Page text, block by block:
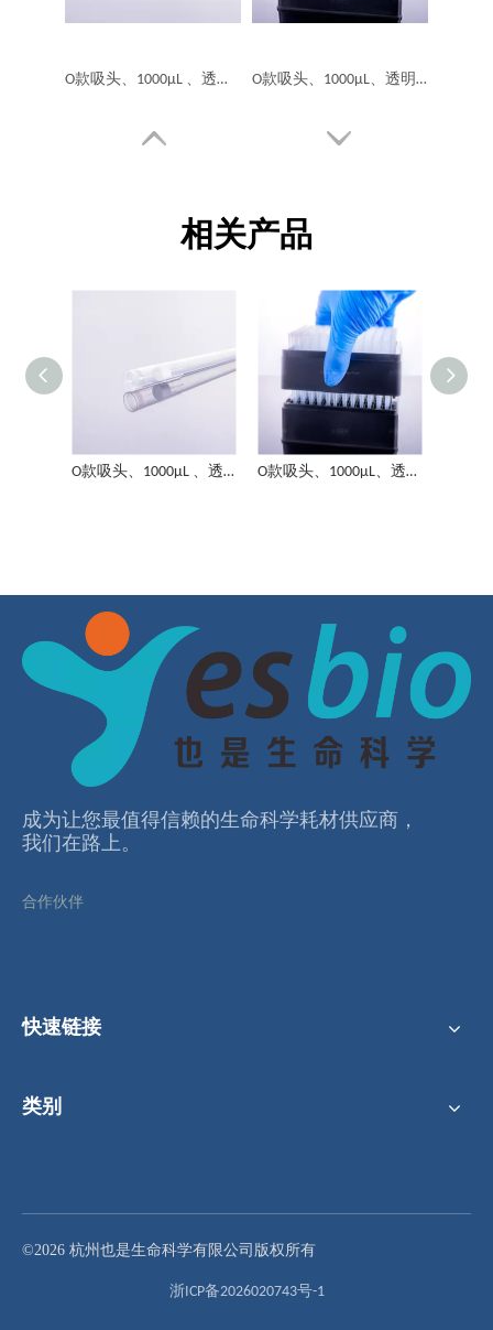
O款吸头、1000μL 、透明、盒装、无菌、滤芯、低吸附 O款吸头、1000μL、透明、盒装、无菌、低吸附
相关产品
O款吸头、1000μL 、透明、盒装、无菌、滤芯、低吸附 O款吸头、1000μL、透明、盒装、无菌、低吸附
成为让您最值得信赖的⽣命科学耗材供应商，
我们在路上。
合作伙伴
快速链接
类别
©2026 杭州也是生命科学有限公司版权所有
浙ICP备2026020743号-1